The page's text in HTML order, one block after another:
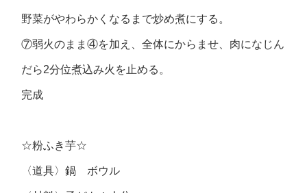
野菜がやわらかくなるまで炒め煮にする。
⑦弱火のまま④を加え、全体にからませ、肉になじん
だら2分位煮込み火を止める。
完成
☆粉ふき芋☆
〈道具〉鍋 ボウル